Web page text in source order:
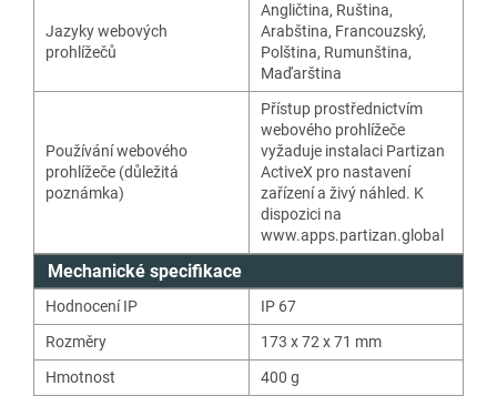
Jazyky webových
prohlížečů
Angličtina, Ruština,
Arabština, Francouzský,
Polština, Rumunština,
Maďarština
Používání webového
prohlížeče (důležitá
poznámka)
Přístup prostřednictvím
webového prohlížeče
vyžaduje instalaci Partizan
ActiveX pro nastavení
zařízení a živý náhled. K
dispozici na
www.apps.partizan.global
Mechanické specifikace
Hodnocení IP
IP 67
Rozměry
173 x 72 x 71 mm
Hmotnost
400 g